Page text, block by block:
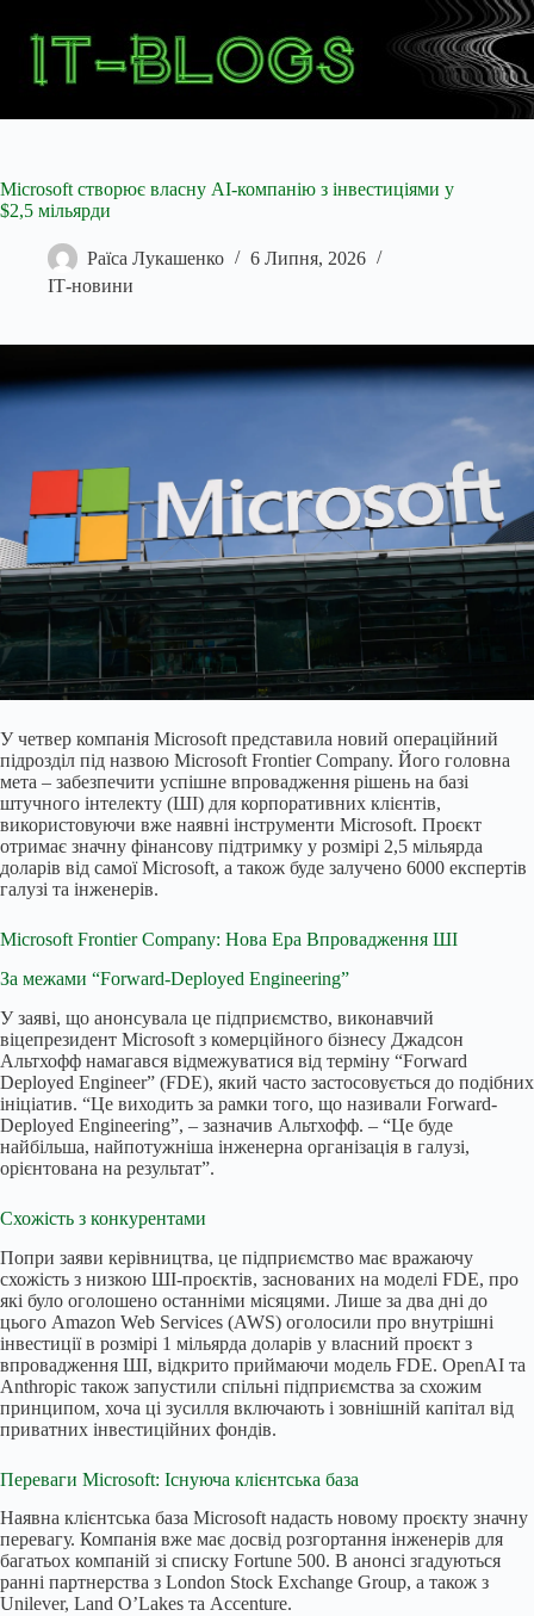
Microsoft створює власну AI-компанію з інвестиціями у
$2,5 мільярди
Раїса Лукашенко
6 Липня, 2026
ІТ-новини
У четвер компанія Microsoft представила новий операційний
підрозділ під назвою Microsoft Frontier Company. Його головна
мета – забезпечити успішне впровадження рішень на базі
штучного інтелекту (ШІ) для корпоративних клієнтів,
використовуючи вже наявні інструменти Microsoft. Проєкт
отримає значну фінансову підтримку у розмірі 2,5 мільярда
доларів від самої Microsoft, а також буде залучено 6000 експертів
галузі та інженерів.
Microsoft Frontier Company: Нова Ера Впровадження ШІ
За межами “Forward-Deployed Engineering”
У заяві, що анонсувала це підприємство, виконавчий
віцепрезидент Microsoft з комерційного бізнесу Джадсон
Альтхофф намагався відмежуватися від терміну “Forward
Deployed Engineer” (FDE), який часто застосовується до подібних
ініціатив. “Це виходить за рамки того, що називали Forward-
Deployed Engineering”, – зазначив Альтхофф. – “Це буде
найбільша, найпотужніша інженерна організація в галузі,
орієнтована на результат”.
Схожість з конкурентами
Попри заяви керівництва, це підприємство має вражаючу
схожість з низкою ШІ-проєктів, заснованих на моделі FDE, про
які було оголошено останніми місяцями. Лише за два дні до
цього Amazon Web Services (AWS) оголосили про внутрішні
інвестиції в розмірі 1 мільярда доларів у власний проєкт з
впровадження ШІ, відкрито приймаючи модель FDE. OpenAI та
Anthropic також запустили спільні підприємства за схожим
принципом, хоча ці зусилля включають і зовнішній капітал від
приватних інвестиційних фондів.
Переваги Microsoft: Існуюча клієнтська база
Наявна клієнтська база Microsoft надасть новому проєкту значну
перевагу. Компанія вже має досвід розгортання інженерів для
багатьох компаній зі списку Fortune 500. В анонсі згадуються
ранні партнерства з London Stock Exchange Group, а також з
Unilever, Land O’Lakes та Accenture.